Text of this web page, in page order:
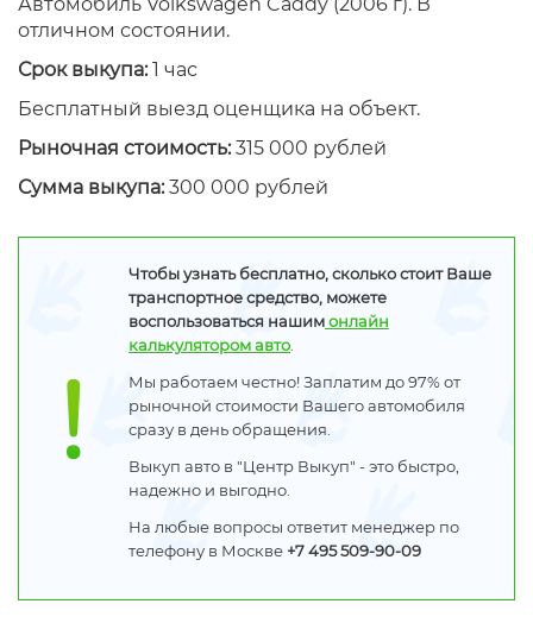
отличном состоянии.
Срок выкупа:1 час
Бесплатный выезд оценщика на объект.
Рыночная стоимость:315 000 рублей
Сумма выкупа:300 000 рублей
Чтобы узнать бесплатно, сколько стоит Ваше
транспортное средство, можете
воспользоваться нашимонлайн
калькулятором авто
Мы работаем честно! Заплатим до 97% от
рыночной стоимости Вашего автомобиля
сразу в день обращения.
Выкуп авто в "Центр Выкуп" - это быстро,
надежно и выгодно.
На любые вопросы ответит менеджер по
телефону в Москве +7 495 509-90-09